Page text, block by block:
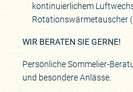
kontinuierlichem
Rotationswärmetauscher
WIR BERATEN SIE GERNE!
Persönliche Sommelier-
und besondere Anlässe.